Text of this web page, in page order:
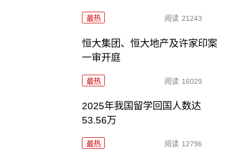
最热 阅读 21243
恒大集团、恒大地产及许家印案
一审开庭
最热 阅读 16029
2025年我国留学回国人数达
53.56万
最热 阅读 12796